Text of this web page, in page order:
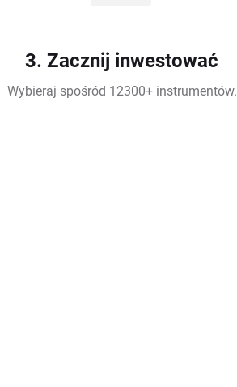
3. Zacznij inwestować
Wybieraj spośród 12300+ instrumentów.